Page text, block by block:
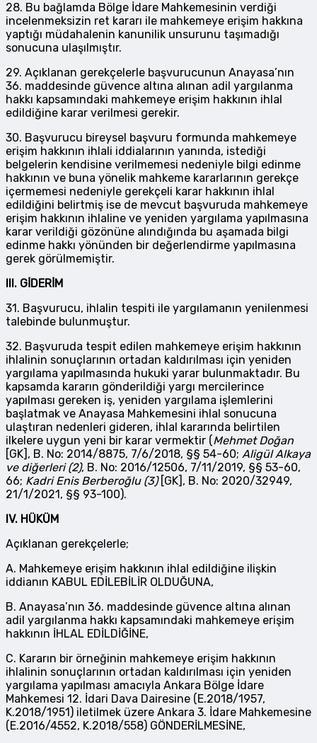
28. Bu bağlamda Bölge İdare Mahkemesinin verdiği
incelenmeksizin ret kararı ile mahkemeye erişim hakkına
yaptığı müdahalenin kanunilik unsurunu taşımadığı
sonucuna ulaşılmıştır.
29. Açıklanan gerekçelerle başvurucunun Anayasa’nın
36. maddesinde güvence altına alınan adil yargılanma
hakkı kapsamındaki mahkemeye erişim hakkının ihlal
edildiğine karar verilmesi gerekir.
30. Başvurucu bireysel başvuru formunda mahkemeye
erişim hakkının ihlali iddialarının yanında, istediği
belgelerin kendisine verilmemesi nedeniyle bilgi edinme
hakkının ve buna yönelik mahkeme kararlarının gerekçe
içermemesi nedeniyle gerekçeli karar hakkının ihlal
edildiğini belirtmiş ise de mevcut başvuruda mahkemeye
erişim hakkının ihlaline ve yeniden yargılama yapılmasına
karar verildiği gözönüne alındığında bu aşamada bilgi
edinme hakkı yönünden bir değerlendirme yapılmasına
gerek görülmemiştir.
III. GİDERİM
31. Başvurucu, ihlalin tespiti ile yargılamanın yenilenmesi
talebinde bulunmuştur.
32. Başvuruda tespit edilen mahkemeye erişim hakkının
ihlalinin sonuçlarının ortadan kaldırılması için yeniden
yargılama yapılmasında hukuki yarar bulunmaktadır. Bu
kapsamda kararın gönderildiği yargı mercilerince
yapılması gereken iş, yeniden yargılama işlemlerini
başlatmak ve Anayasa Mahkemesini ihlal sonucuna
ulaştıran nedenleri gideren, ihlal kararında belirtilen
ilkelere uygun yeni bir karar vermektir (Mehmet Doğan
[GK], B. No: 2014/8875, 7/6/2018, §§ 54-60; Aligül Alkaya
ve diğerleri (2), B. No: 2016/12506, 7/11/2019, §§ 53-60,
66; Kadri Enis Berberoğlu (3) [GK], B. No: 2020/32949,
21/1/2021, §§ 93-100).
IV. HÜKÜM
Açıklanan gerekçelerle;
A. Mahkemeye erişim hakkının ihlal edildiğine ilişkin
iddianın KABUL EDİLEBİLİR OLDUĞUNA,
B. Anayasa’nın 36. maddesinde güvence altına alınan
adil yargılanma hakkı kapsamındaki mahkemeye erişim
hakkının İHLAL EDİLDİĞİNE,
C. Kararın bir örneğinin mahkemeye erişim hakkının
ihlalinin sonuçlarının ortadan kaldırılması için yeniden
yargılama yapılması amacıyla Ankara Bölge İdare
Mahkemesi 12. İdari Dava Dairesine (E.2018/1957,
K.2018/1951) iletilmek üzere Ankara 3. İdare Mahkemesine
(E.2016/4552, K.2018/558) GÖNDERİLMESİNE,